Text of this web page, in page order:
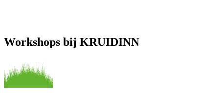
Workshops bij KRUIDINN